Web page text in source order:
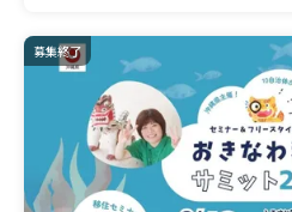
募集終了